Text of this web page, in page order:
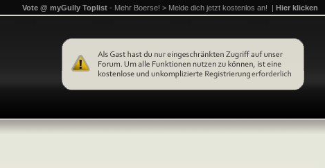
Vote @ myGully Toplist - Mehr Boerse! > Melde dich jetzt kostenlos an! | Hier klicken